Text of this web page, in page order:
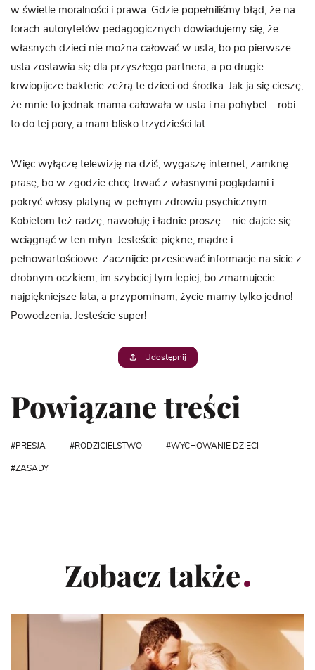
w świetle moralności i prawa. Gdzie popełniliśmy błąd, że na
forach autorytetów pedagogicznych dowiadujemy się, że
własnych dzieci nie można całować w usta, bo po pierwsze:
usta zostawia się dla przyszłego partnera, a po drugie:
krwiopijcze bakterie zeżrą te dzieci od środka. Jak ja się cieszę,
że mnie to jednak mama całowała w usta i na pohybel – robi
to do tej pory, a mam blisko trzydzieści lat.
Więc wyłączę telewizję na dziś, wygaszę internet, zamknę
prasę, bo w zgodzie chcę trwać z własnymi poglądami i
pokryć włosy platyną w pełnym zdrowiu psychicznym.
Kobietom też radzę, nawołuję i ładnie proszę – nie dajcie się
wciągnąć w ten młyn. Jesteście piękne, mądre i
pełnowartościowe. Zacznijcie przesiewać informacje na sicie z
drobnym oczkiem, im szybciej tym lepiej, bo zmarnujecie
najpiękniejsze lata, a przypominam, życie mamy tylko jedno!
Powodzenia. Jesteście super!
Udostępnij
Powiązane treści
PRESJA RODZICIELSTWO WYCHOWANIE DZIECI
ZASADY
Zobacz także